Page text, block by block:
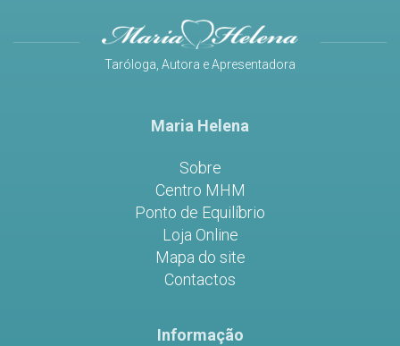
Taróloga, Autora e Apresentadora
Maria Helena
Sobre
Centro MHM
Ponto de Equilíbrio
Loja Online
Mapa do site
Contactos
Informação